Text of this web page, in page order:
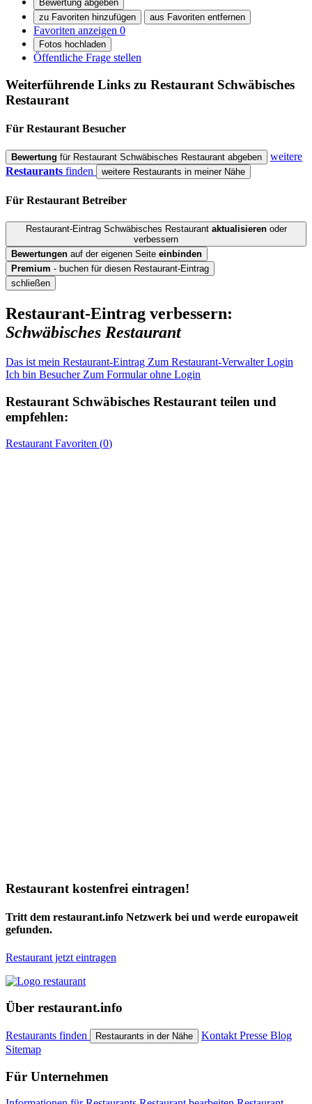
Bewertung abgeben
zu Favoriten hinzufügen
aus Favoriten entfernen
Favoriten anzeigen 0
Fotos hochladen
Öffentliche Frage stellen
Weiterführende Links zu Restaurant Schwäbisches
Restaurant
Für Restaurant Besucher
Bewertung für Restaurant Schwäbisches Restaurant abgeben
weitere
Restaurants finden weitere Restaurants in meiner Nähe
Für Restaurant Betreiber
Restaurant-Eintrag Schwäbisches Restaurant aktualisierenoder
verbessern
Bewertungen auf der eigenen Seite einbinden
Premium - buchen für diesen Restaurant-Eintrag
schließen
Restaurant-Eintrag verbessern:
Schwäbisches Restaurant
Das ist mein Restaurant-Eintrag Zum Restaurant-Verwalter Login
Ich bin Besucher Zum Formular ohne Login
Restaurant Schwäbisches Restaurant teilen und
empfehlen:
Restaurant Favoriten (0)
Restaurant kostenfrei eintragen!
Tritt dem restaurant.info Netzwerk bei und werde europaweit
gefunden.
Restaurant jetzt eintragen
Über restaurant.info
Restaurants finden Restaurants in der Nähe Kontakt Presse Blog
Sitemap
Für Unternehmen